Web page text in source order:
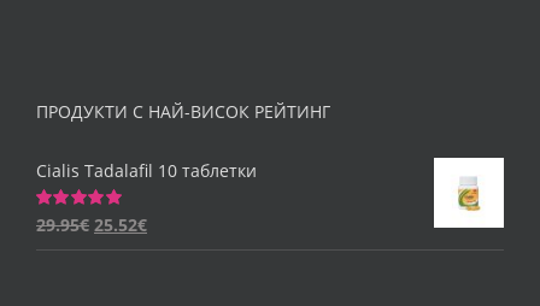
ПРОДУКТИ С НАЙ-ВИСОК РЕЙТИНГ
Cialis Tadalafil 10 таблетки
Оценено
от 5
29.95€ 25.52€